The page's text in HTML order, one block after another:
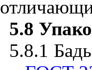
5.8
5.8.1